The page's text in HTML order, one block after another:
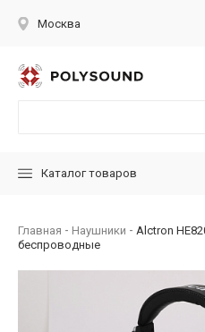
Москва
Каталог товаров
Главная Наушники
Alctron
беспроводные